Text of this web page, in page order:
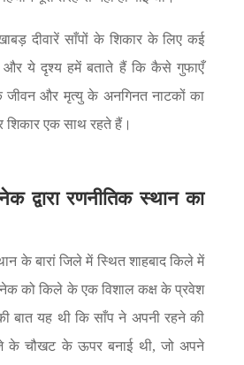
दीवारें साँपों के शिकार के लिए कई
और ये दृश्य हमें बताते हैं कि कैसे गुफाएँ
जीवन और मृत्यु के अनगिनत नाटकों का
शिकार एक साथ रहते हैं।
द्वारा रणनीतिक स्थान का
के बारां जिले में स्थित शाहबाद किले में
को किले के एक विशाल कक्ष के प्रवेश
की बात यह थी कि साँप ने अपनी रहने की
के चौखट के ऊपर बनाई थी, जो अपने